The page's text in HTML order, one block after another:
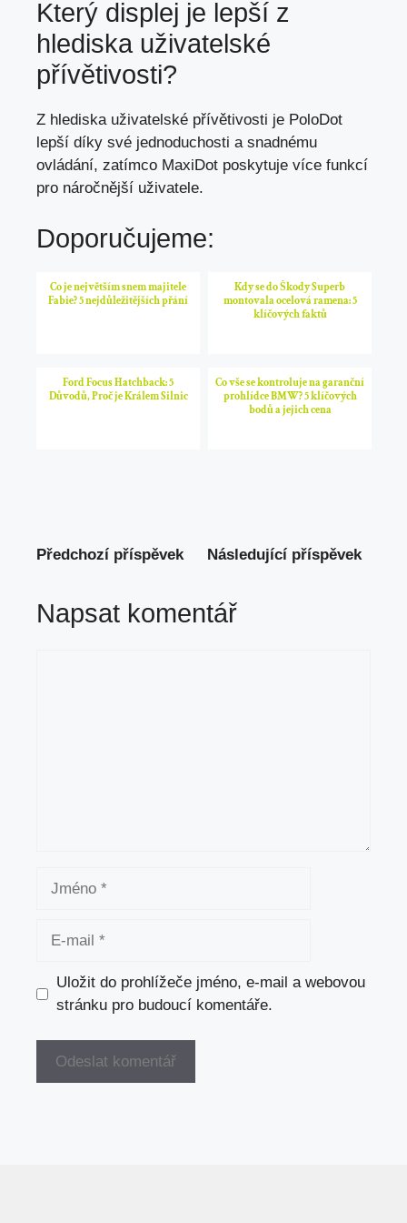
Který displej je lepší z
hlediska uživatelské
přívětivosti?
Z hlediska uživatelské přívětivosti je PoloDot
lepší díky své jednoduchosti a snadnému
ovládání, zatímco MaxiDot poskytuje více funkcí
pro náročnější uživatele.
Doporučujeme:
Co je největším snem majitele
Fabie? 5 nejdůležitějších přání
Kdy se do Škody Superb
montovala ocelová ramena: 5
klíčových faktů
Ford Focus Hatchback: 5
Důvodů, Proč je Králem Silnic
Co vše se kontroluje na garanční
prohlídce BMW? 5 klíčových
bodů a jejich cena
Předchozí příspěvek Následující příspěvek
Napsat komentář
Jméno
Uložit do prohlížeče jméno, e-mail a webovou
stránku pro budoucí komentáře.